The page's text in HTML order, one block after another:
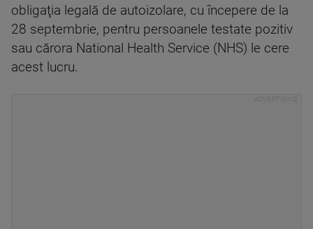
obligaţia legală de autoizolare, cu începere de la
28 septembrie, pentru persoanele testate pozitiv
sau cărora National Health Service (NHS) le cere
acest lucru.